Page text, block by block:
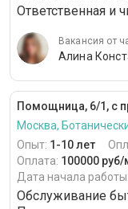
Ответственная и
Вакансия от
Алина
Помощница, 6/1, с
Москва,
Опыт: 1-10 лет
Оплата: 100000
Дата начала работы:
Обслуживание